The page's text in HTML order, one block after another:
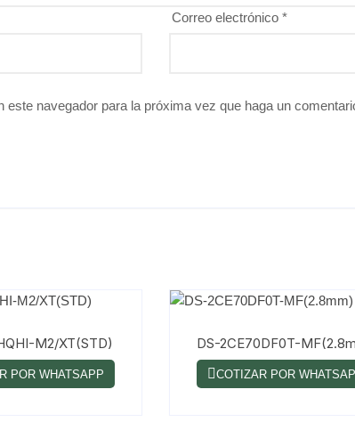
Correo electrónico *
navegador para la próxima vez que haga un
M2/XT(STD)
POR WHATSAPP
DS-2CE70DF0T-
COTIZAR POR